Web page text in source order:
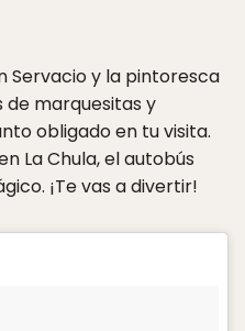
Servacio y la pintoresca
de marquesitas y
obligado en tu visita.
La Chula, el autobús
¡Te vas a divertir!